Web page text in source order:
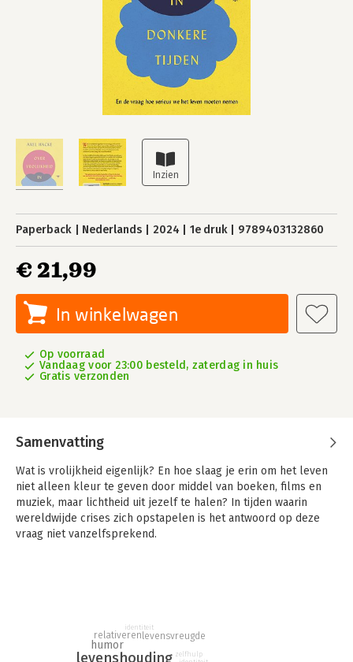
Paperback Nederlands 2024 1e druk 9789403132860
€ 21,99
In winkelwagen
Op voorraad
Vandaag voor 23:00 besteld, zaterdag in huis
Gratis verzonden
Samenvatting
Wat is vrolijkheid eigenlijk? En hoe slaag je erin om het leven
niet alleen kleur te geven door middel van boeken, films en
muziek, maar lichtheid uit jezelf te halen? In tijden waarin
wereldwijde crises zich opstapelen is het antwoord op deze
vraag niet vanzelfsprekend.
moet werken. In dit scherpzinnige, persoonlijke en vooral
broodnodige pleidooi tegen moedeloosheid laat Hacke zien
levenshouding
humor
relativerenlevensvreugde
identiteit
zelfhulp